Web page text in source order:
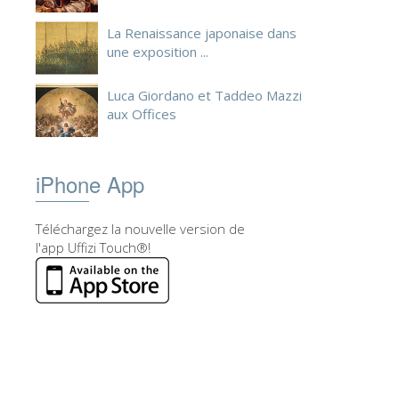
La Renaissance japonaise dans
une exposition ...
Luca Giordano et Taddeo Mazzi
aux Offices
iPhone App
Téléchargez la nouvelle version de
l'app Uffizi Touch®!